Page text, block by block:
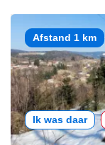
Afstand 1 km
Ik was daar